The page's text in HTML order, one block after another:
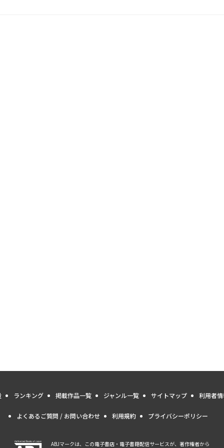
ランキング 掲載作品一覧 ジャンル一覧 サイトマップ 利用者
よくあるご質問 / お問い合わせ 利用規約 プライバシーポリシー
ABJマークは、この電子書店・電子書籍配信サービスが、著作権者から